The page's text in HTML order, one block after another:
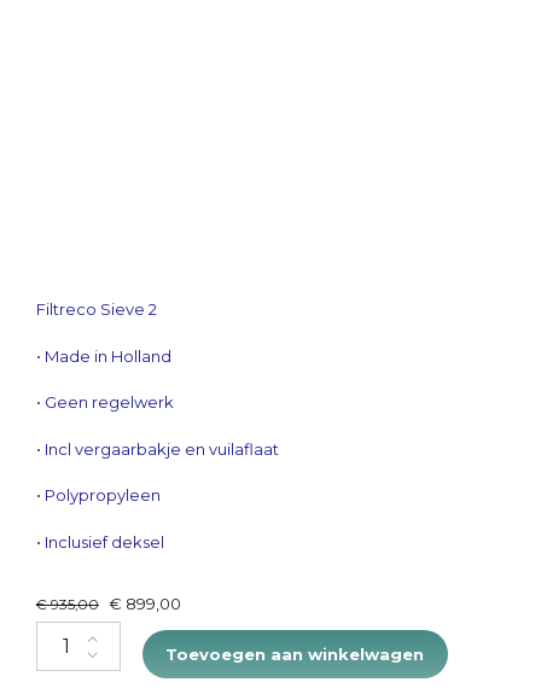
Filtreco Sieve 2
• Made in Holland
• Geen regelwerk
• Incl vergaarbakje en vuilaflaat
• Polypropyleen
• Inclusief deksel
€935,00 Original
price
€ 935,00.
€ 899,00
price
is:
Filtreco Sieve 2 56x49x76H 30m³/ u quantity
Toevoegen aan winkelwagen